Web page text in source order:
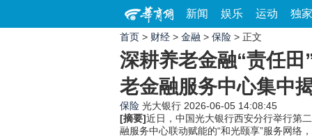
新闻 娱乐 运动 独家
首页 > 财经 > 金融 > 保险 > 正文
深耕养老金融“责任
老金融服务中心集中
保险 光大银行 2026-06-05 14:08:45
[摘要]近日，中国光大银行西安分行举行第
融服务中心联动赋能的“和光颐享”服务网络